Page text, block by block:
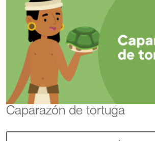
Caparazón de tortuga